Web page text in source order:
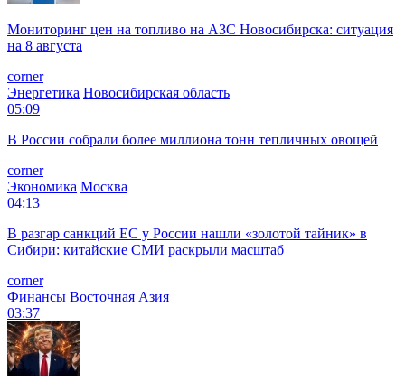
Мониторинг цен на топливо на АЗС Новосибирска: ситуация
на 8 августа
corner
Энергетика Новосибирская область
05:09
В России собрали более миллиона тонн тепличных овощей
corner
Экономика Москва
04:13
В разгар санкций ЕС у России нашли «золотой тайник» в
Сибири: китайские СМИ раскрыли масштаб
corner
Финансы Восточная Азия
03:37